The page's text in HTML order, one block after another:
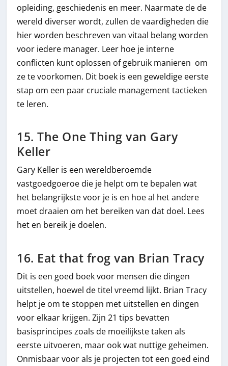
opleiding, geschiedenis en meer. Naarmate de de
wereld diverser wordt, zullen de vaardigheden die
hier worden beschreven van vitaal belang worden
voor iedere manager. Leer hoe je interne
conflicten kunt oplossen of gebruik manieren om
ze te voorkomen. Dit boek is een geweldige eerste
stap om een paar cruciale management tactieken
te leren.
15. The One Thing van Gary
Keller
Gary Keller is een wereldberoemde
vastgoedgoeroe die je helpt om te bepalen wat
het belangrijkste voor je is en hoe al het andere
moet draaien om het bereiken van dat doel. Lees
het en bereik je doelen.
16. Eat that frog van Brian Tracy
Dit is een goed boek voor mensen die dingen
uitstellen, hoewel de titel vreemd lijkt. Brian Tracy
helpt je om te stoppen met uitstellen en dingen
voor elkaar krijgen. Zijn 21 tips bevatten
basisprincipes zoals de moeilijkste taken als
eerste uitvoeren, maar ook wat nuttige geheimen.
Onmisbaar voor als je projecten tot een goed eind